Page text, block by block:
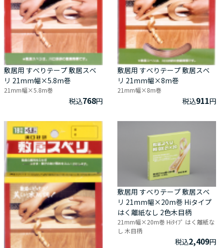
敷居用 すべりテープ 敷居スベ
リ 21mm幅×5.8m巻
21mm幅×5.8m巻
税込768円
敷居用 すべりテープ 敷居スベ
リ 21mm幅×8m巻
21mm幅×8m巻
税込911円
敷居用 すべりテープ 敷居スベ
リ 21mm幅×20m巻 Hiタイプ
はく離紙なし 2色木目柄
21mm幅×20m巻 Hiﾀｲﾌﾟ はく離紙な
し 木目柄
税込2,409円